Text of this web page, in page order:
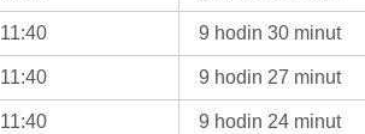
11:40 9 hodin 30 minut
11:40 9 hodin 27 minut
11:40 9 hodin 24 minut